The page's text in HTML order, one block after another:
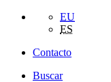
EU
ES
Contacto
Buscar